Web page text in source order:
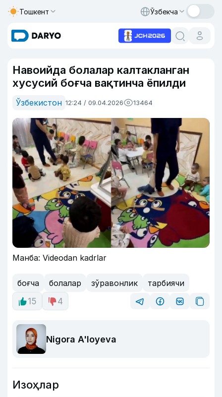
Тошкент Ўзбекча
Навоийда болалар калтакланган
хусусий боғча вақтинча ёпилди
Ўзбекистон 12:24 / 09.04.2026 13464
Манба: Videodan kadrlar
боғча болалар зўравонлик
тарбиячи
15
4
Nigora A'loyeva
Изоҳлар